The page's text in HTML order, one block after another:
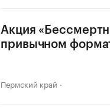
Акция
привычном
Пермский край